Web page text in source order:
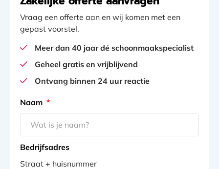
Vraag een offerte aan en wij komen met een
gepast voorstel.
Meer dan 40 jaar dé schoonmaakspecialist
Geheel gratis en vrijblijvend
Ontvang binnen 24 uur reactie
gclid
Naam *
Bedrijfsadres
Straat + huisnummer